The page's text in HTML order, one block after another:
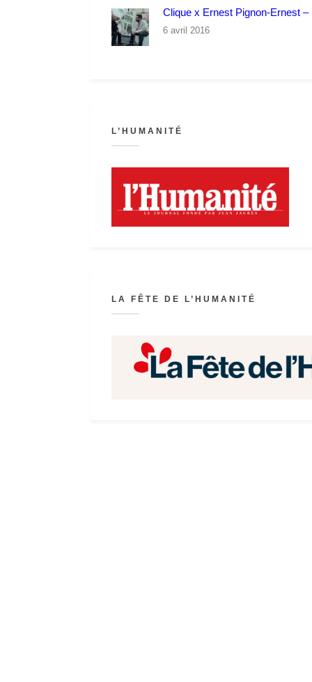
Clique x Ernest Pignon-Ernest
6 avril 2016
L’HUMANITÉ
LA FÊTE DE L’HUMANITÉ